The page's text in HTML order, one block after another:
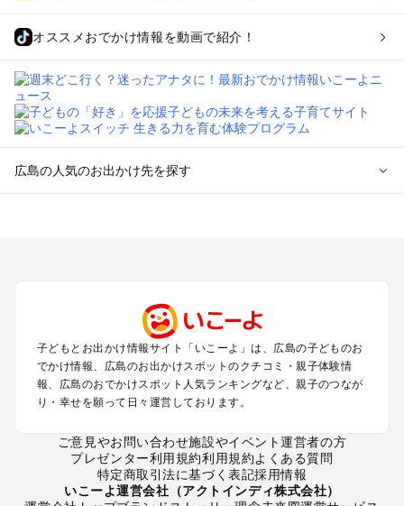
オススメおでかけ情報を動画で紹介！
広島の人気のお出かけ先を探す
三次・庄原・三段峡・世羅・芸北のプールお出かけ
広島の定番お出かけスポット
広島の遊園地
広島の動物園
広島の釣り
広島の牧場
広島のプール
子どもとお出かけ情報サイト「いこーよ」は、広島の子どものお
でかけ情報、広島のお出かけスポットのクチコミ・親子体験情
報、広島のおでかけスポット人気ランキングなど、親子のつなが
り・幸せを願って日々運営しております。
ご意見やお問い合わせ施設やイベント運営者の方
プレゼンター利用規約利用規約よくある質問
特定商取引法に基づく表記採用情報
いこーよ運営会社（アクトインディ株式会社）